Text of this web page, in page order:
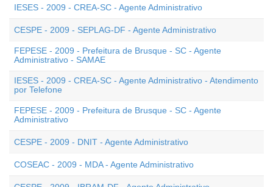
IESES - 2009 - CREA-SC - Agente Administrativo
CESPE - 2009 - SEPLAG-DF - Agente Administrativo
FEPESE - 2009 - Prefeitura de Brusque - SC - Agente
Administrativo - SAMAE
IESES - 2009 - CREA-SC - Agente Administrativo - Atendimento
por Telefone
FEPESE - 2009 - Prefeitura de Brusque - SC - Agente
Administrativo
CESPE - 2009 - DNIT - Agente Administrativo
COSEAC - 2009 - MDA - Agente Administrativo